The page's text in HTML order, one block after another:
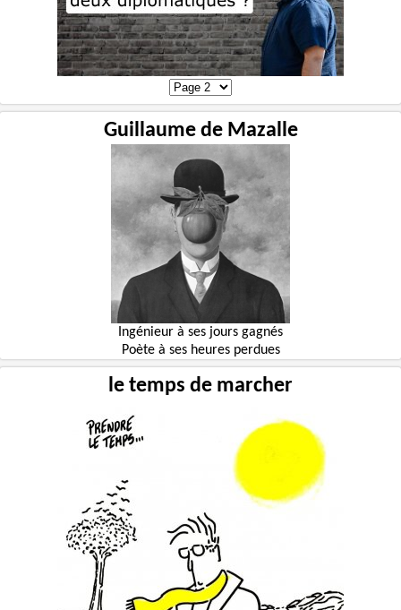
Guillaume de Mazalle
Ingénieur à ses jours gagnés
Poète à ses heures perdues
le temps de marcher